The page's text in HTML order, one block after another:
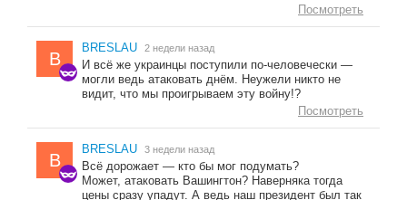
Посмотреть
B
BRESLAU 2 недели назад
И всё же украинцы поступили по-человечески —
могли ведь атаковать днём. Неужели никто не
видит, что мы проигрываем эту войну!?
Посмотреть
B
BRESLAU 3 недели назад
Всё дорожает — кто бы мог подумать?
Может, атаковать Вашингтон? Наверняка тогда
цены сразу упадут. А ведь наш президент был так